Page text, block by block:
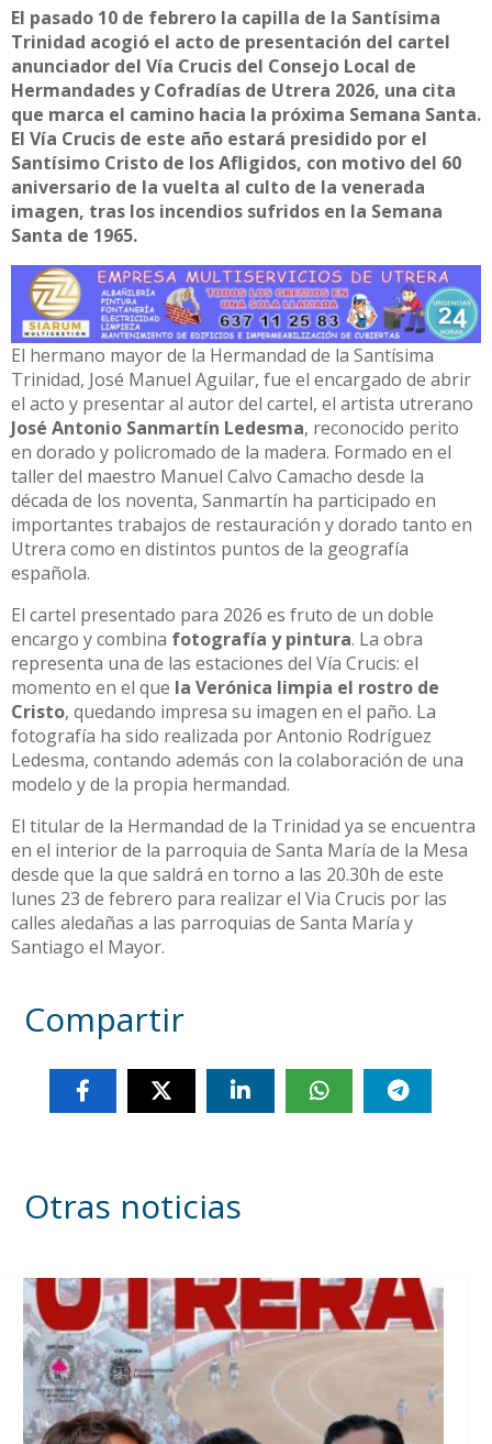
El pasado 10 de febrero la capilla de la Santísima
Trinidad acogió el acto de presentación del cartel
anunciador del Vía Crucis del Consejo Local de
Hermandades y Cofradías de Utrera 2026, una cita
que marca el camino hacia la próxima Semana Santa.
El Vía Crucis de este año estará presidido por el
Santísimo Cristo de los Afligidos, con motivo del 60
aniversario de la vuelta al culto de la venerada
imagen, tras los incendios sufridos en la Semana
Santa de 1965.
El hermano mayor de la Hermandad de la Santísima
Trinidad, José Manuel Aguilar, fue el encargado de abrir
el acto y presentar al autor del cartel, el artista utrerano
José Antonio Sanmartín Ledesma, reconocido perito
en dorado y policromado de la madera. Formado en el
taller del maestro Manuel Calvo Camacho desde la
década de los noventa, Sanmartín ha participado en
importantes trabajos de restauración y dorado tanto en
Utrera como en distintos puntos de la geografía
española.
El cartel presentado para 2026 es fruto de un doble
encargo y combina fotografía y pintura. La obra
representa una de las estaciones del Vía Crucis: el
momento en el que la Verónica limpia el rostro de
Cristo, quedando impresa su imagen en el paño. La
fotografía ha sido realizada por Antonio Rodríguez
Ledesma, contando además con la colaboración de una
modelo y de la propia hermandad.
El titular de la Hermandad de la Trinidad ya se encuentra
en el interior de la parroquia de Santa María de la Mesa
desde que la que saldrá en torno a las 20.30h de este
lunes 23 de febrero para realizar el Via Crucis por las
calles aledañas a las parroquias de Santa María y
Santiago el Mayor.
Compartir
Otras noticias